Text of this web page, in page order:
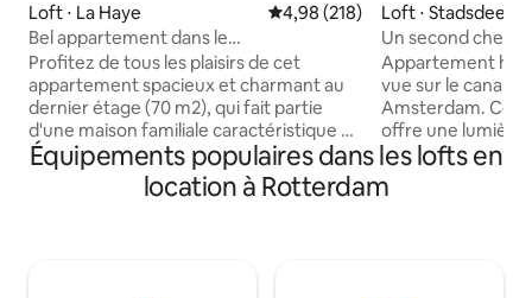
Loft ⋅ La Haye Évaluation moyenne sur la
4,98 (218)
Bel appartement dans le
Zeeheldenkwartier
Profitez de tous les plaisirs de cet
appartement spacieux et charmant au
dernier étage (70 m2), qui fait partie
d'une maison familiale caractéristique de
1887 située dans le quartier historique
de Zeeheldenkwartier avec parking
Loft ⋅ Stadsdeel
Un second chez-
Appartement
vue sur le canal
Amsterdam. Ce
offre une lumière
et une vue
rue calme, mais
principaux sites
Équipements populaires dans les lofts en
location à Rotterdam